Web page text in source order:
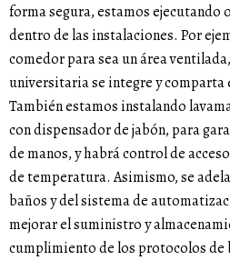
forma segura, estamos ejecutando
dentro de las instalaciones. Por
comedor para sea un área
universitaria se integre y comparta
También estamos instalando
con dispensador de jabón, para
de manos, y habrá control de
de temperatura. Asimismo, se
baños y del sistema de
mejorar el suministro y
cumplimiento de los protocolos de